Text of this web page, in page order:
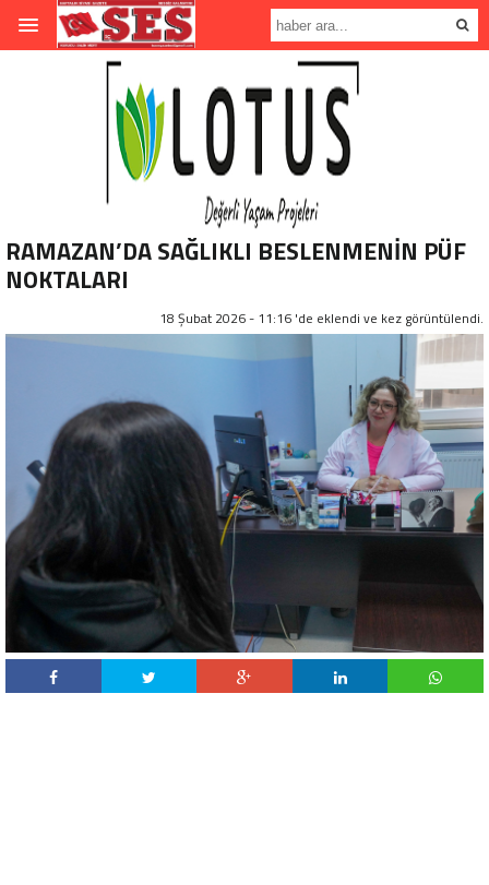
RAMAZAN’DA SAĞLIKLI BESLENMENİN PÜF
NOKTALARI
18 Şubat 2026 - 11:16 'de eklendi ve kez görüntülendi.